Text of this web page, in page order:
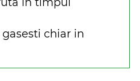
chiar in